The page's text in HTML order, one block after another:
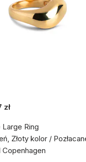
zł
Ring
Złoty kolor /
Copenhagen